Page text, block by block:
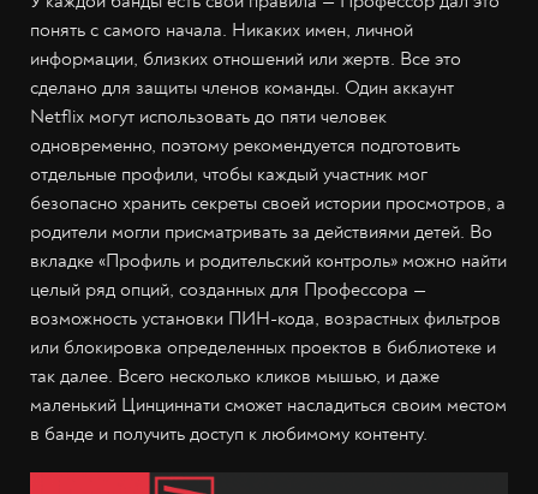
понять с самого начала. Никаких имен, личной
информации, близких отношений или жертв. Все это
сделано для защиты членов команды. Один аккаунт
Netflix могут использовать до пяти человек
одновременно, поэтому рекомендуется подготовить
отдельные профили, чтобы каждый участник мог
безопасно хранить секреты своей истории просмотров, а
родители могли присматривать за действиями детей. Во
вкладке «Профиль и родительский контроль» можно найти
целый ряд опций, созданных для Профессора —
возможность установки ПИН-кода, возрастных фильтров
или блокировка определенных проектов в библиотеке и
так далее. Всего несколько кликов мышью, и даже
маленький Цинциннати сможет насладиться своим местом
в банде и получить доступ к любимому контенту.